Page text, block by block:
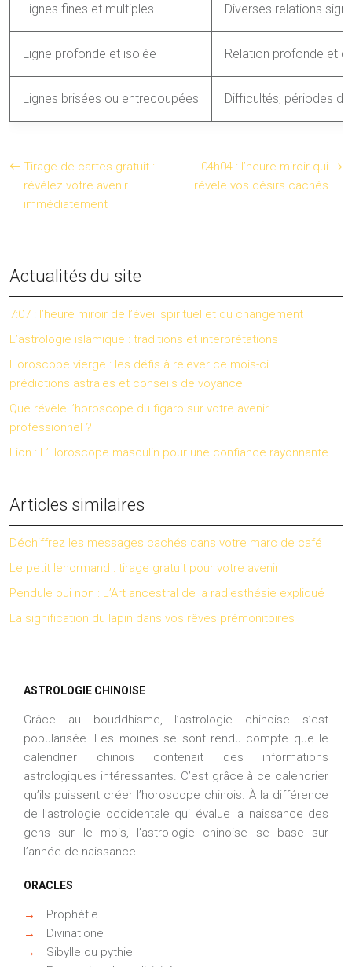
Lignes fines et multiples Diverses relations
Ligne profonde et isolée Relation profonde et
Lignes brisées ou entrecoupées Difficultés, périodes
Tirage de cartes gratuit :
révélez votre avenir
immédiatement
04h04 : l’heure miroir qui
révèle vos désirs cachés
Actualités du site
7:07 : l’heure miroir de l’éveil spirituel et du changement
L’astrologie islamique : traditions et interprétations
Horoscope vierge : les défis à relever ce mois-ci –
prédictions astrales et conseils de voyance
Que révèle l’horoscope du figaro sur votre avenir
professionnel ?
Lion : L’Horoscope masculin pour une confiance rayonnante
Articles similaires
Déchiffrez les messages cachés dans votre marc de café
Le petit lenormand : tirage gratuit pour votre avenir
Pendule oui non : L’Art ancestral de la radiesthésie expliqué
La signification du lapin dans vos rêves prémonitoires
ASTROLOGIE CHINOISE
Grâce au bouddhisme, l’astrologie chinoise s’est
popularisée. Les moines se sont rendu compte que le
calendrier chinois contenait des informations
astrologiques intéressantes. C’est grâce à ce calendrier
qu’ils puissent créer l’horoscope chinois. À la différence
de l’astrologie occidentale qui évalue la naissance des
gens sur le mois, l’astrologie chinoise se base sur
l’année de naissance.
ORACLES
→
Prophétie
→
Divinatione
→
Sibylle ou pythie